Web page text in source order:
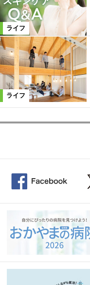
ライフ
ライフ